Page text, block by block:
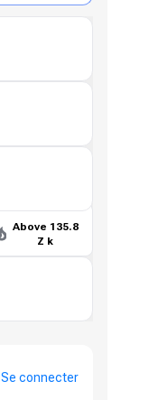
Above 135.8
Z k
Se connecter